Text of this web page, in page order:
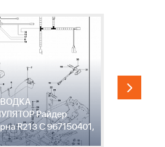
Райдер
R213 C 967150401,